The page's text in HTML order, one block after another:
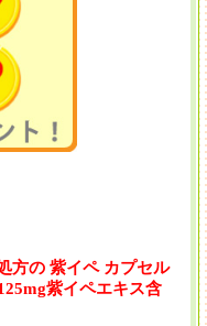
方の 紫イペ カプセル
紫イペエキス含